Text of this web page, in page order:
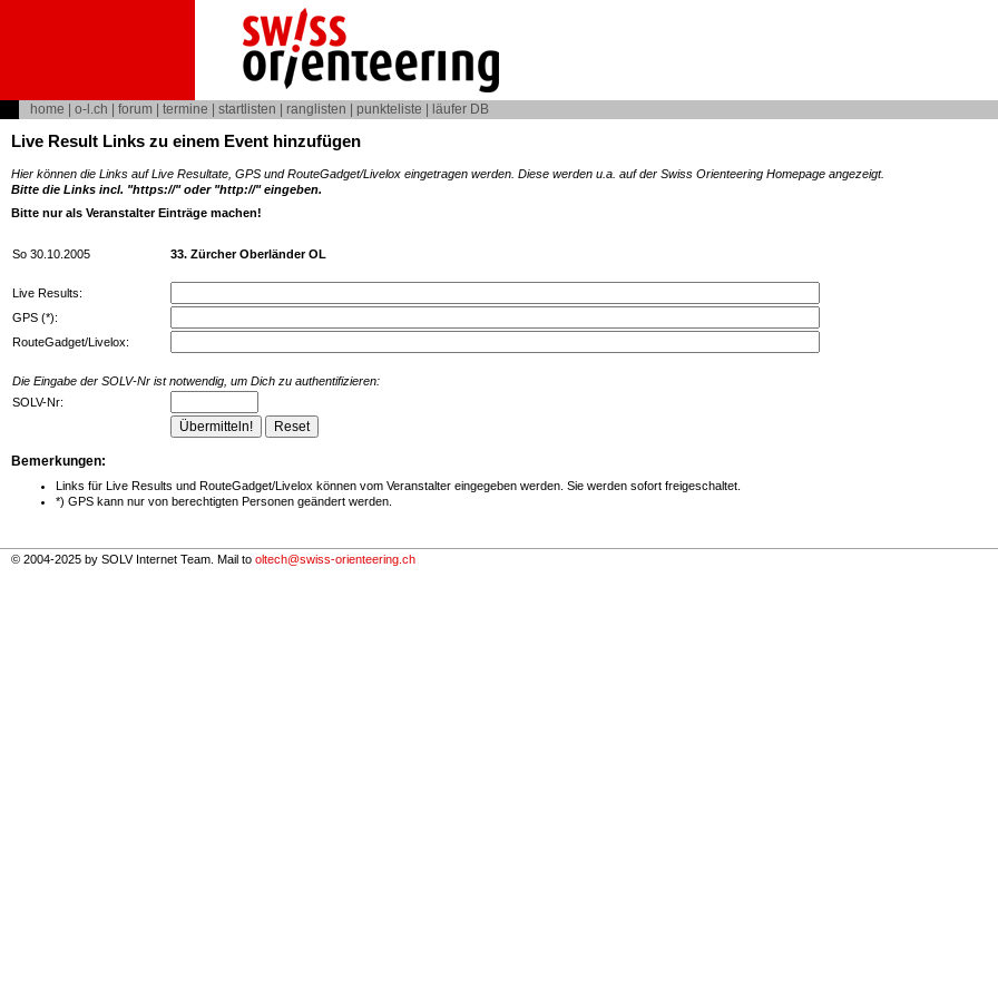
home o-l.ch forum termine startlisten ranglisten punkteliste läufer DB
Live Result Links zu einem Event hinzufügen
Hier können die Links auf Live Resultate, GPS und RouteGadget/Livelox eingetragen werden. Diese werden u.a. auf der Swiss Orienteering Homepage angezeigt.
Bitte die Links incl. "https://" oder "http://" eingeben.
Bitte nur als Veranstalter Einträge machen!
So 30.10.2005 33. Zürcher Oberländer OL
Live Results:
GPS (*):
RouteGadget/Livelox:
Die Eingabe der SOLV-Nr ist notwendig, um Dich zu authentifizieren:
SOLV-Nr:
Bemerkungen:
Links für Live Results und RouteGadget/Livelox können vom Veranstalter eingegeben werden. Sie werden sofort freigeschaltet.
*) GPS kann nur von berechtigten Personen geändert werden.
© 2004-2025 by SOLV Internet Team. Mail to oltech@swiss-orienteering.ch